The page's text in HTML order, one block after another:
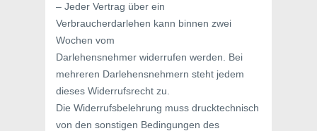
– Jeder Vertrag über ein
Verbraucherdarlehen kann binnen zwei
Wochen vom
Darlehensnehmer widerrufen werden. Bei
mehreren Darlehensnehmern steht jedem
dieses Widerrufsrecht zu.
Die Widerrufsbelehrung muss drucktechnisch
von den sonstigen Bedingungen des